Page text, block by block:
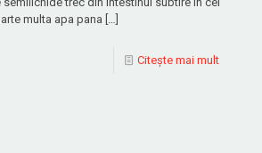
multa apa pana
Citește mai mult